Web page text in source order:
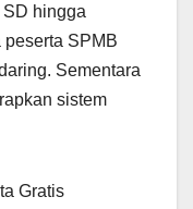
hingga
SPMB
Sementara
sistem
Gratis